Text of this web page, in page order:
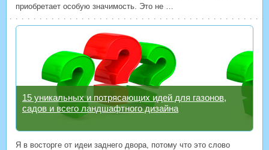
приобретает особую значимость. Это не …
15 уникальных и потрясающих идей для газонов,
садов и всего ландшафтного дизайна
Я в восторге от идеи заднего двора, потому что это слово